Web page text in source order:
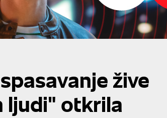
žive
ljudi" otkrila